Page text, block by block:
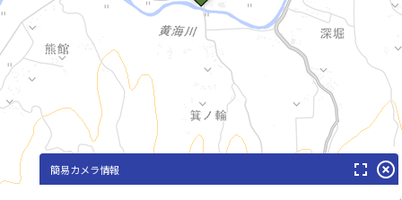
簡易カメラ情報 fullscreen highlight_off